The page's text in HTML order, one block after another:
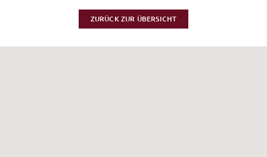
ZURÜCK ZUR ÜBERSICHT